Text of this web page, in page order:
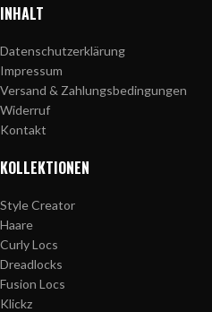
INHALT
Datenschutzerklärung
Impressum
Versand & Zahlungsbedingungen
Widerruf
Kontakt
KOLLEKTIONEN
Style Creator
Haare
Curly Locs
Dreadlocks
Fusion Locs
Klickz